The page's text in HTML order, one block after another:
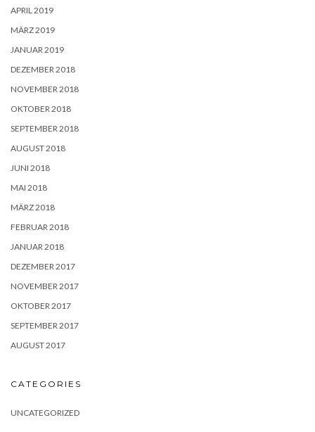
APRIL 2019
MÄRZ 2019
JANUAR 2019
DEZEMBER 2018
NOVEMBER 2018
OKTOBER 2018
SEPTEMBER 2018
AUGUST 2018
JUNI 2018
MAI 2018
MÄRZ 2018
FEBRUAR 2018
JANUAR 2018
DEZEMBER 2017
NOVEMBER 2017
OKTOBER 2017
SEPTEMBER 2017
AUGUST 2017
CATEGORIES
UNCATEGORIZED